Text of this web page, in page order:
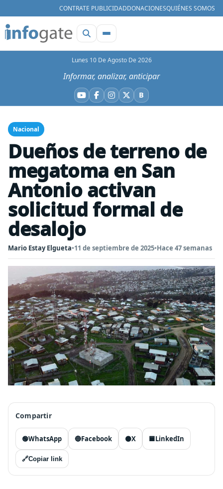
CONTRATE PUBLICIDADDONACIONESQUIÉNES SOMOS
Lunes 10 De Agosto De 2026
Informar, analizar, anticipar
YouTube
Facebook
Instagram
X BBluesky
Nacional
Dueños de terreno de
megatoma en San
Antonio activan
solicitud formal de
desalojo
Mario Estay Elgueta•11 de septiembre de 2025•Hace 47 semanas
Compartir
🟢WhatsApp 🔵Facebook ⚫X 🟦LinkedIn
🔗Copiar link